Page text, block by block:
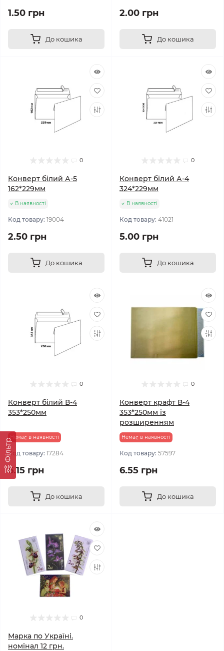
Фільтр
1.50 грн
До кошика
2.00 грн
До кошика
0
Конверт білий А-5
162*229мм
В наявності
Код товару: 19004
2.50 грн
До кошика
0
Конверт білий А-4
324*229мм
В наявності
Код товару: 41021
5.00 грн
До кошика
0
Конверт білий В-4
353*250мм
Немає в наявності
Код товару: 17284
6.15 грн
До кошика
0
Конверт крафт В-4
353*250мм із
розширенням
Немає в наявності
Код товару: 57597
6.55 грн
До кошика
0
Марка по Україні.
номінал 12 грн.